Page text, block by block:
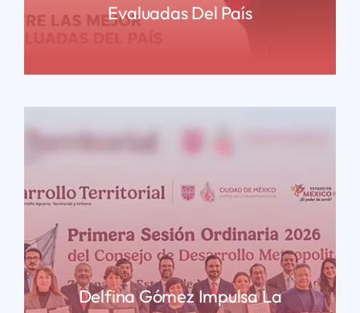
Evaluadas Del País
Delfina Gómez Impulsa La